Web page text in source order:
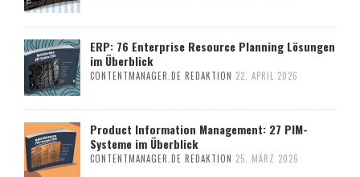
ERP: 76 Enterprise Resource Planning Lösungen
im Überblick
CONTENTMANAGER.DE REDAKTION 22. APRIL 2026
Product Information Management: 27 PIM-
Systeme im Überblick
CONTENTMANAGER.DE REDAKTION 25. MÄRZ 2026